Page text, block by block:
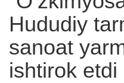
Hududiy
sanoat
ishtirok etdi